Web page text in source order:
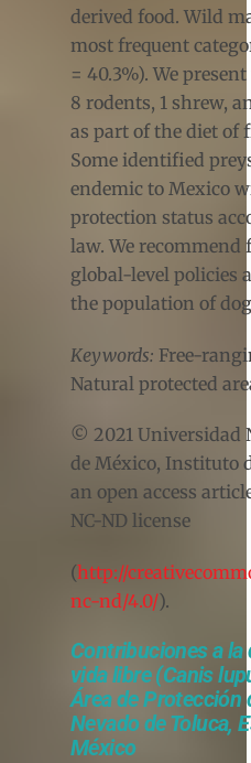
derived food. Wild
most frequent
= 40.3%). We
8 rodents, 1 shrew,
as part of the diet of
Some identified
endemic to Mexico
protection status
law. We
global-level policies
the population of
Keywords: Free-
Natural protected
© 2021 Universidad
de México, Instituto
an open access
NC-ND license
(http://
nc-nd/4.0/).
Contribuciones a la
vida libre (Canis
Área de Protección
Nevado de Toluca,
México